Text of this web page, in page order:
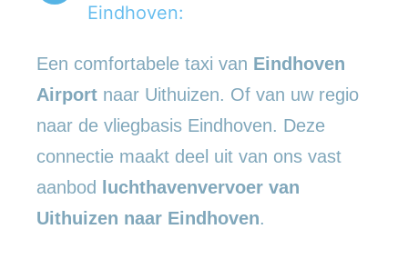
Eindhoven:
Een comfortabele taxi van Eindhoven
Airport naar Uithuizen. Of van uw regio
naar de vliegbasis Eindhoven. Deze
connectie maakt deel uit van ons vast
aanbod
luchthavenvervoer van
Uithuizen naar Eindhoven.